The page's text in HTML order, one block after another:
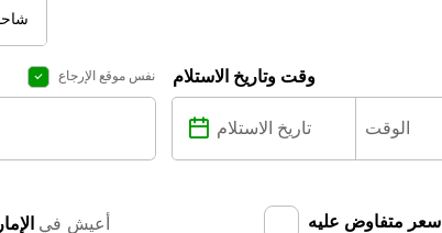
نفس موقع الإرجاع وقت وتاريخ الاستلام
أعيش في سعر متفاوض عليه